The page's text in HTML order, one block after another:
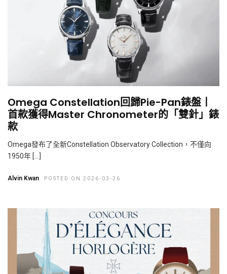
Omega Constellation回歸Pie-Pan錶盤丨
首款獲得Master Chronometer的「雙針」錶
款
Omega發布了全新Constellation Observatory Collection，不僅向
1950年 […]
Alvin Kwan POSTED ON 2026-03-26